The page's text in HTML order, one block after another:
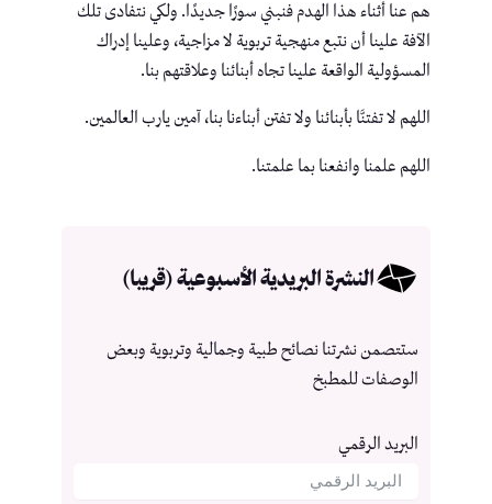
هم عنا أثناء هذا الهدم فنبني سورًا جديدًا. ولكي نتفادى تلك
الآفة علينا أن نتبع منهجية تربوية لا مزاجية، وعلينا إدراك
المسؤولية الواقعة علينا تجاه أبنائنا وعلاقتهم بنا.
اللهم لا تفتنَّا بأبنائنا ولا تفتن أبناءنا بنا، آمين يارب العالمين.
اللهم علمنا وانفعنا بما علمتنا.
النشرة البريدية الأسبوعية (قريبا)
ستتصمن نشرتنا نصائح طبية وجمالية وتربوية وبعض
الوصفات للمطبخ
البريد الرقمي